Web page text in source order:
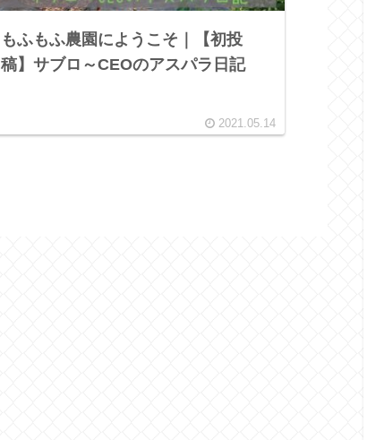
もふもふ農園にようこそ｜【初投
稿】サブロ～CEOのアスパラ日記
2021.05.14